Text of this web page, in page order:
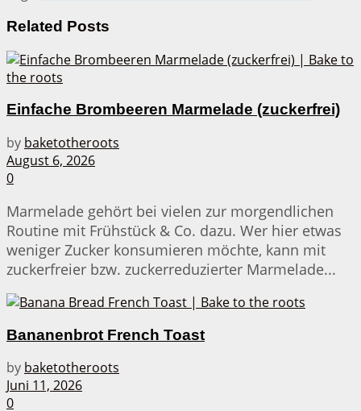
Related Posts
Einfache Brombeeren Marmelade (zuckerfrei)
by baketotheroots
August 6, 2026
0
Marmelade gehört bei vielen zur morgendlichen
Routine mit Frühstück & Co. dazu. Wer hier etwas
weniger Zucker konsumieren möchte, kann mit
zuckerfreier bzw. zuckerreduzierter Marmelade...
Bananenbrot French Toast
by baketotheroots
Juni 11, 2026
0